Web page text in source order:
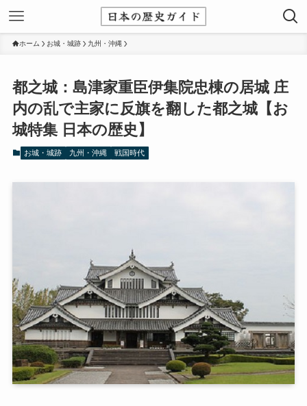
ホーム お城・城跡 九州・沖縄
都之城：島津家重臣伊集院忠棟の居城 庄
内の乱で主家に反旗を翻した都之城【お
城特集 日本の歴史】
お城・城跡 九州・沖縄 戦国時代